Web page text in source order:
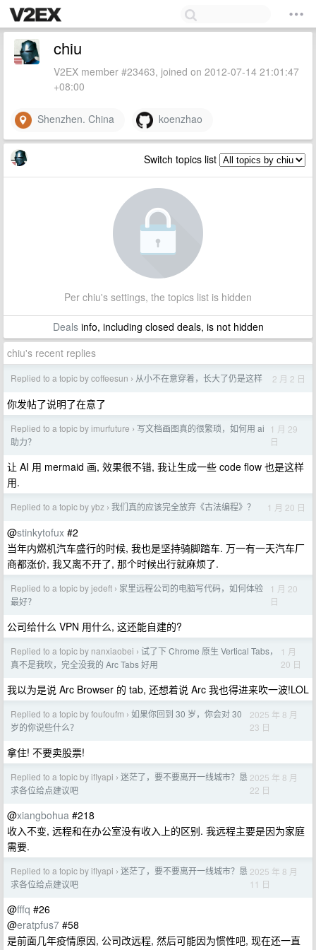
chiu
V2EX member #23463, joined on 2012-07-14 21:01:47
+08:00
Shenzhen. China koenzhao
Switch topics list
Per chiu's settings, the topics list is hidden
Dealsinfo, including closed deals, is not hidden
chiu's recent replies
Replied to a topic by coffeesun › 从小不在意穿着，长大了仍是这样 2 月 2 日
你发帖了说明了在意了
Replied to a topic by imurfuture › 写文档画图真的很繁琐，如何用 ai
助力？
1 月 29
日
让 AI 用 mermaid 画, 效果很不错, 我让生成一些 code flow 也是这样
用.
Replied to a topic by ybz › 我们真的应该完全放弃《古法编程》？ 1 月 20 日
@stinkytofux #2
当年内燃机汽车盛行的时候, 我也是坚持骑脚踏车. 万一有一天汽车厂
商都涨价, 我又离不开了, 那个时候出行就麻烦了.
Replied to a topic by jedeft › 家里远程公司的电脑写代码，如何体验
最好？
1 月 20
日
公司给什么 VPN 用什么, 这还能自建的?
Replied to a topic by nanxiaobei › 试了下 Chrome 原生 Vertical Tabs，
真不是我吹，完全没我的 Arc Tabs 好用
1 月
20 日
我以为是说 Arc Browser 的 tab, 还想着说 Arc 我也得进来吹一波!LOL
Replied to a topic by foufoufm › 如果你回到 30 岁，你会对 30
岁的你说些什么？
2025 年 8 月
23 日
拿住! 不要卖股票!
Replied to a topic by iflyapi › 迷茫了，要不要离开一线城市？恳
求各位给点建议吧
2025 年 8 月
22 日
@xiangbohua #218
收入不变, 远程和在办公室没有收入上的区别. 我远程主要是因为家庭
需要.
Replied to a topic by iflyapi › 迷茫了，要不要离开一线城市？恳
求各位给点建议吧
2025 年 8 月
11 日
@fffq #26
@eratpfus7 #58
是前面几年疫情原因, 公司改远程, 然后可能因为惯性吧, 现在还一直